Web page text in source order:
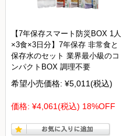
【7年保存スマート防災BOX 1人
×3食×3日分】7年保存 非常食と
保存水のセット 業界最小級のコ
ンパクトBOX 調理不要
希望小売価格: ¥5,011(税込)
価格: ¥4,061(税込) 18%OFF